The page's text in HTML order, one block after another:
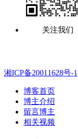
关注我们
湘ICP备20011628号-1
博客首页
博主介绍
留言博主
相关视频